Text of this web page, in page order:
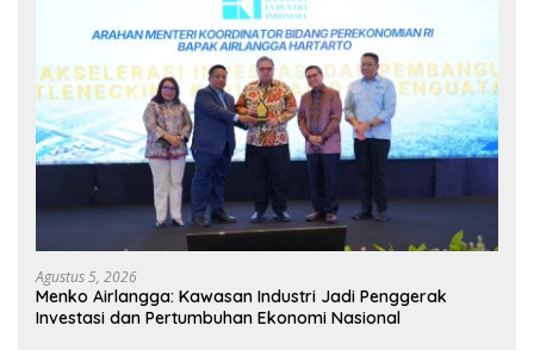
Agustus 5, 2026
Menko Airlangga: Kawasan Industri Jadi Penggerak
Investasi dan Pertumbuhan Ekonomi Nasional